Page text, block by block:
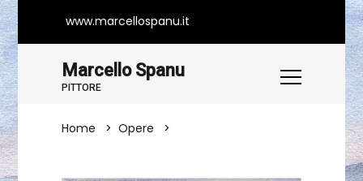
www.marcellospanu.it
Marcello Spanu
PITTORE
Home Opere